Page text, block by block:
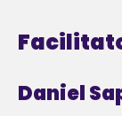
Daniel